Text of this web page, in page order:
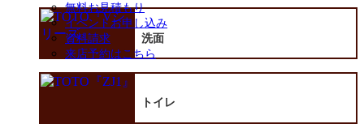
無料お見積もり
イベントお申し込み
資料請求
来店予約はこちら
洗面
トイレ